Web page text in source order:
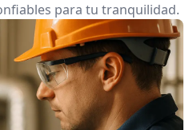
para tu tranquilidad.